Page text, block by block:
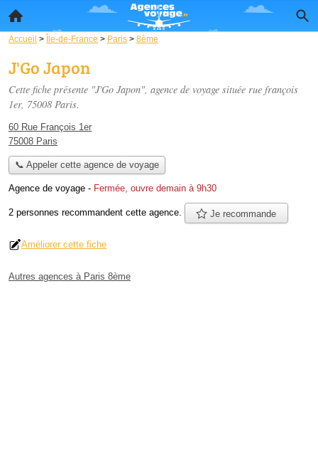
Accueil > Île-de-France > Paris > 8ème
J'Go Japon
Cette fiche présente "J'Go Japon", agence de voyage située rue françois
1er, 75008 Paris.
60 Rue François 1er
75008 Paris
📞 Appeler cette agence de voyage
Agence de voyage - Fermée, ouvre demain à 9h30
2 personnes recommandent cette agence. Je recommande
Améliorer cette fiche
Autres agences à Paris 8ème